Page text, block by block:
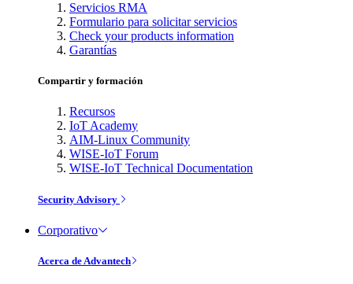
Servicios RMA
Formulario para solicitar servicios
Check your products information
Garantías
Compartir y formación
Recursos
IoT Academy
AIM-Linux Community
WISE-IoT Forum
WISE-IoT Technical Documentation
Security Advisory
Corporativo
Acerca de Advantech